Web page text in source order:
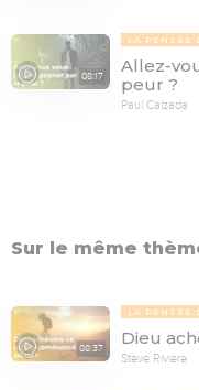
08:17
LA PENSÉE
Allez-
peur ?
Paul Calzada
Sur le même
08:37
LA PENSÉE
Dieu
Stève Rivière